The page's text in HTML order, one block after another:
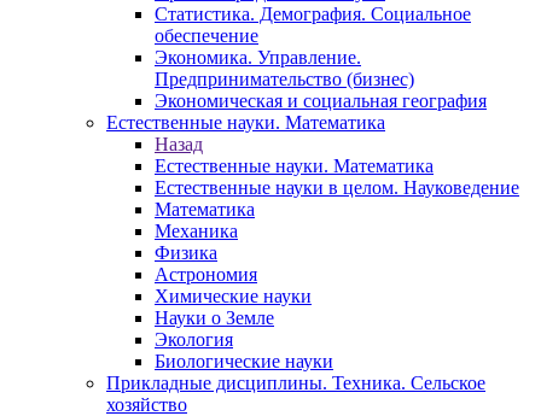
Статистика. Демография. Социальное
обеспечение
Экономика. Управление.
Предпринимательство (бизнес)
Экономическая и социальная география
Естественные науки. Математика
Назад
Естественные науки. Математика
Естественные науки в целом. Науковедение
Математика
Механика
Физика
Астрономия
Химические науки
Науки о Земле
Экология
Биологические науки
Прикладные дисциплины. Техника. Сельское
хозяйство